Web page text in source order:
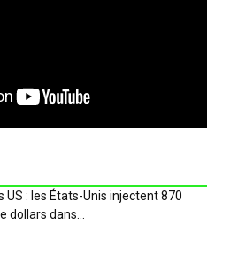
US : les États-Unis injectent 870
dollars dans...